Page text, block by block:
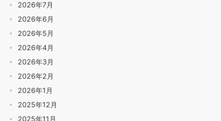
2026年7月
2026年6月
2026年5月
2026年4月
2026年3月
2026年2月
2026年1月
2025年12月
2025年11月